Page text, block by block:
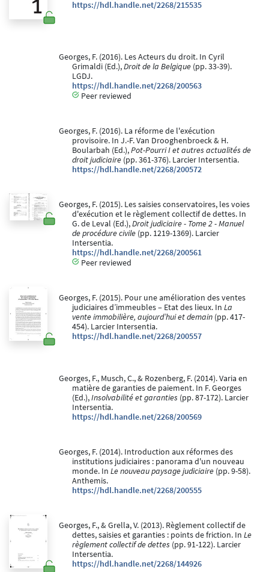
https://hdl.handle.net/2268/215535
Georges, F. (2016). Les Acteurs du droit. In Cyril
Grimaldi (Ed.),Droit de la Belgique (pp. 33-39).
LGDJ.
https://hdl.handle.net/2268/200563
Peer reviewed
Georges, F. (2016). La réforme de l'exécution
provisoire. In J.-F. Van Drooghenbroeck & H.
Boularbah (Ed.),Pot-Pourri I et autres actualités de
droit judiciaire (pp. 361-376). Larcier Intersentia.
https://hdl.handle.net/2268/200572
Georges, F. (2015). Les saisies conservatoires, les voies
d'exécution et le règlement collectif de dettes. In
G. de Leval (Ed.),Droit judiciaire - Tome 2 - Manuel
de procédure civile (pp. 1219-1369). Larcier
Intersentia.
https://hdl.handle.net/2268/200561
Peer reviewed
Georges, F. (2015). Pour une amélioration des ventes
judiciaires d’immeubles – Etat des lieux. In La
vente immobilière, aujourd’hui et demain (pp. 417-
454). Larcier Intersentia.
https://hdl.handle.net/2268/200557
Georges, F., Musch, C., & Rozenberg, F. (2014). Varia en
matière de garanties de paiement. In F. Georges
(Ed.),Insolvabilité et garanties (pp. 87-172). Larcier
Intersentia.
https://hdl.handle.net/2268/200569
Georges, F. (2014). Introduction aux réformes des
institutions judiciaires : panorama d'un nouveau
monde. In Le nouveau paysage judiciaire (pp. 9-58).
Anthemis.
https://hdl.handle.net/2268/200555
Georges, F., & Grella, V. (2013). Règlement collectif de
dettes, saisies et garanties : points de friction. In Le
règlement collectif de dettes (pp. 91-122). Larcier
Intersentia.
https://hdl.handle.net/2268/144926